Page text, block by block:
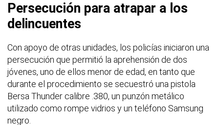
Persecución para atrapar a los
delincuentes
Con apoyo de otras unidades, los policías iniciaron una
persecución que permitió la aprehensión de dos
jóvenes, uno de ellos menor de edad, en tanto que
durante el procedimiento se secuestró una pistola
Bersa Thunder calibre .380, un punzón metálico
utilizado como rompe vidrios y un teléfono Samsung
negro.